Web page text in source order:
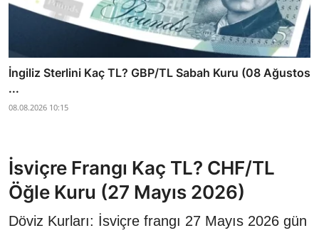
İngiliz Sterlini Kaç TL? GBP/TL Sabah Kuru (08 Ağustos
...
08.08.2026 10:15
İsviçre Frangı Kaç TL? CHF/TL
Öğle Kuru (27 Mayıs 2026)
Döviz Kurları: İsviçre frangı 27 Mayıs 2026 gün